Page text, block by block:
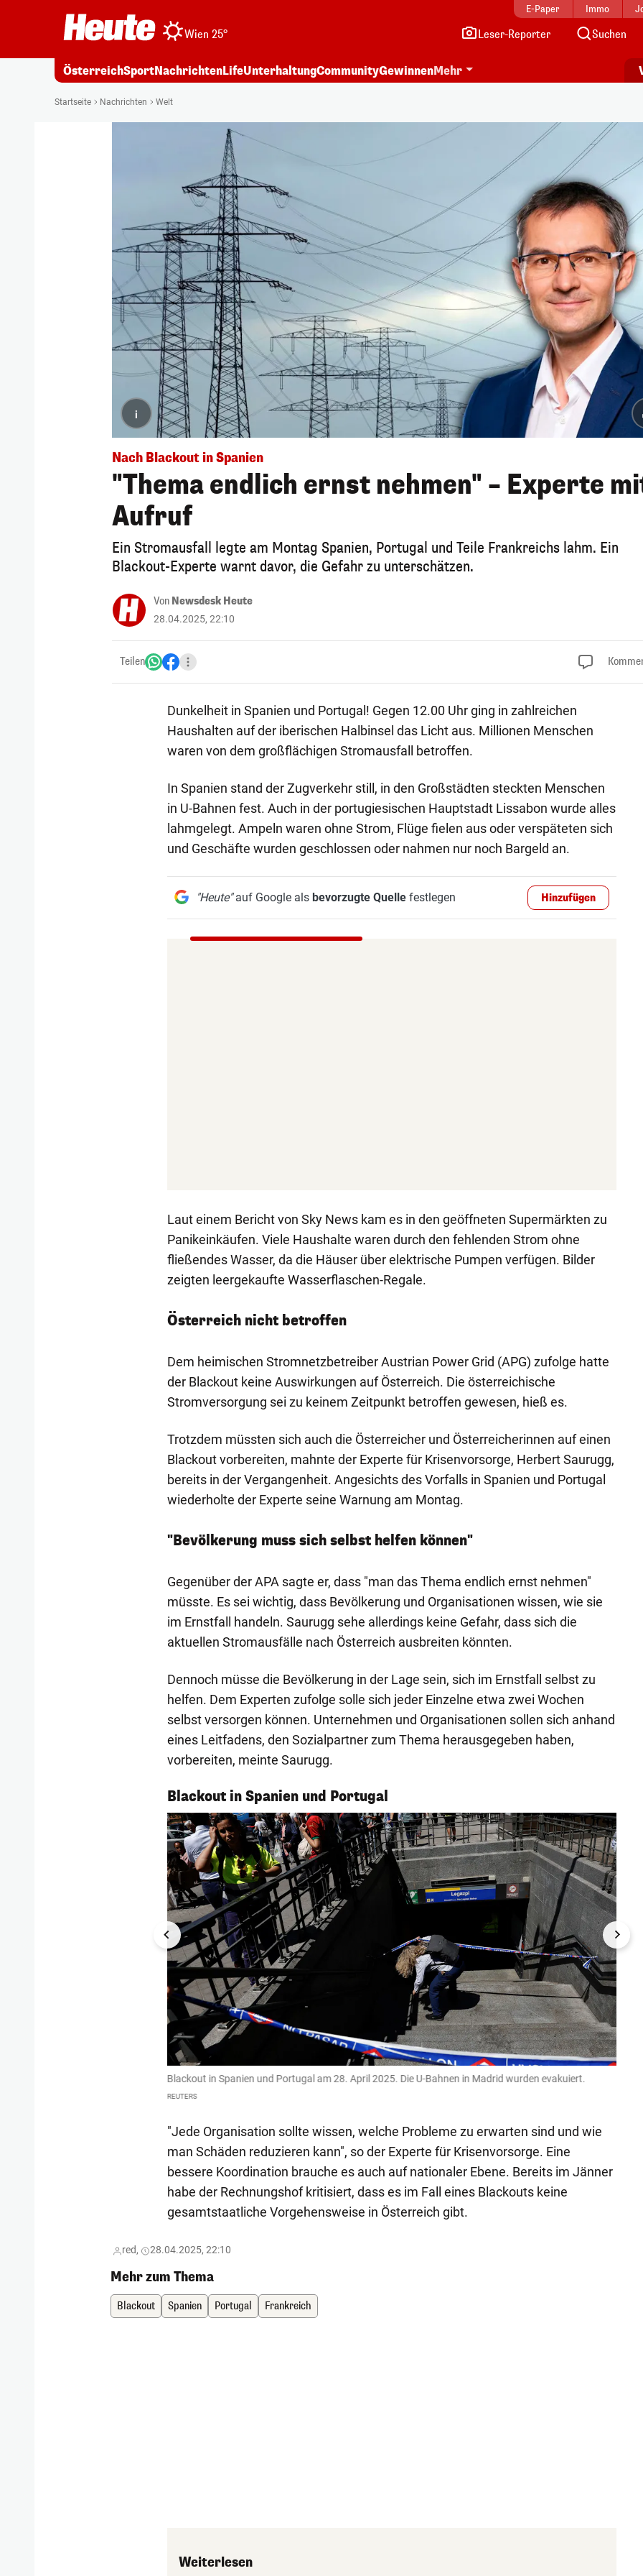
E-Paper Immo
Wien 25° Leser-Reporter Suchen
ÖsterreichSportNachrichtenLifeUnterhaltungCommunityGewinnenMehr
Startseite Nachrichten Welt
i
Nach Blackout in Spanien
"Thema endlich ernst nehmen" – Experte
Aufruf
Ein Stromausfall legte am Montag Spanien, Portugal und Teile Frankreichs lahm. Ein
Blackout-Experte warnt davor, die Gefahr zu unterschätzen.
Von Newsdesk Heute
28.04.2025, 22:10
Teilen
Dunkelheit in Spanien und Portugal! Gegen 12.00 Uhr ging in zahlreichen
Haushalten auf der iberischen Halbinsel das Licht aus. Millionen Menschen
waren von dem großflächigen Stromausfall betroffen.
In Spanien stand der Zugverkehr still, in den Großstädten steckten Menschen
in U-Bahnen fest. Auch in der portugiesischen Hauptstadt Lissabon wurde alles
lahmgelegt. Ampeln waren ohne Strom, Flüge fielen aus oder verspäteten sich
und Geschäfte wurden geschlossen oder nahmen nur noch Bargeld an.
"Heute"auf Google als bevorzugte Quellefestlegen Hinzufügen
Laut einem Bericht von Sky News kam es in den geöffneten Supermärkten zu
Panikeinkäufen. Viele Haushalte waren durch den fehlenden Strom ohne
fließendes Wasser, da die Häuser über elektrische Pumpen verfügen. Bilder
zeigten leergekaufte Wasserflaschen-Regale.
Österreich nicht betroffen
Dem heimischen Stromnetzbetreiber Austrian Power Grid (APG) zufolge hatte
der Blackout keine Auswirkungen auf Österreich. Die österreichische
Stromversorgung sei zu keinem Zeitpunkt betroffen gewesen, hieß es.
Trotzdem müssten sich auch die Österreicher und Österreicherinnen auf einen
Blackout vorbereiten, mahnte der Experte für Krisenvorsorge, Herbert Saurugg,
bereits in der Vergangenheit. Angesichts des Vorfalls in Spanien und Portugal
wiederholte der Experte seine Warnung am Montag.
"Bevölkerung muss sich selbst helfen können"
Gegenüber der APA sagte er, dass "man das Thema endlich ernst nehmen"
müsste. Es sei wichtig, dass Bevölkerung und Organisationen wissen, wie sie
im Ernstfall handeln. Saurugg sehe allerdings keine Gefahr, dass sich die
aktuellen Stromausfälle nach Österreich ausbreiten könnten.
Dennoch müsse die Bevölkerung in der Lage sein, sich im Ernstfall selbst zu
helfen. Dem Experten zufolge solle sich jeder Einzelne etwa zwei Wochen
selbst versorgen können. Unternehmen und Organisationen sollen sich anhand
eines Leitfadens, den Sozialpartner zum Thema herausgegeben haben,
vorbereiten, meinte Saurugg.
Blackout in Spanien und Portugal
1/8
Blackout in Spanien und Portugal am 28. April 2025. Die U-Bahnen in Madrid wurden evakuiert.
REUTERS
"Jede Organisation sollte wissen, welche Probleme zu erwarten sind und wie
man Schäden reduzieren kann", so der Experte für Krisenvorsorge. Eine
bessere Koordination brauche es auch auf nationaler Ebene. Bereits im Jänner
habe der Rechnungshof kritisiert, dass es im Fall eines Blackouts keine
gesamtstaatliche Vorgehensweise in Österreich gibt.
red, 28.04.2025, 22:10
Mehr zum Thema
Blackout Spanien Portugal Frankreich
Weiterlesen